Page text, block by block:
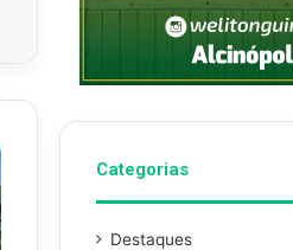
Categorias
Destaques